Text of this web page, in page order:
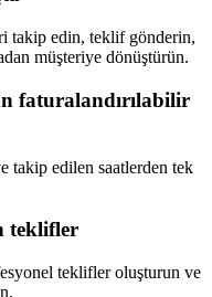
takip edin, teklif gönderin,
müşteriye dönüştürün.
faturalandırılabilir
takip edilen saatlerden tek
teklifler
teklifler oluşturun ve